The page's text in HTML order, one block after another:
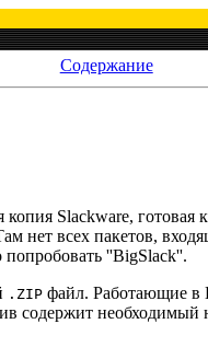
Содержание
Slackware, готовая
нет всех пакетов,
попробовать ''BigSlack''.
.ZIP файл. Работающие в
содержит необходимый